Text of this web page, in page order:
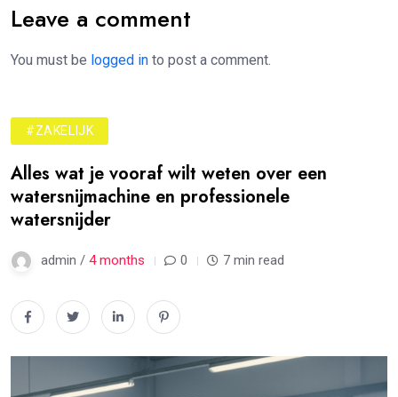
Leave a comment
You must be logged in to post a comment.
#ZAKELIJK
Alles wat je vooraf wilt weten over een
watersnijmachine en professionele
watersnijder
admin / 4 months 0 7 min read